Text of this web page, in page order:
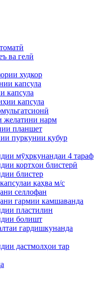
ва гелӣ
худкор
капсула
капсула
капсула
желатини нарм
планшет
пуркунии қубур
мӯҳркунандаи 4 тараф
кортҳои блистерӣ
блистер
қаҳва м/с
селлофан
гармии камшаванда
пластилин
болишт
гардишкунанда
дастмолҳои тар